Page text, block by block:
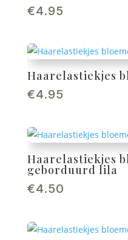
€4.95
Haarelastiekjes
€4.95
Haarelastiekjes
geborduurd lila
€4.50